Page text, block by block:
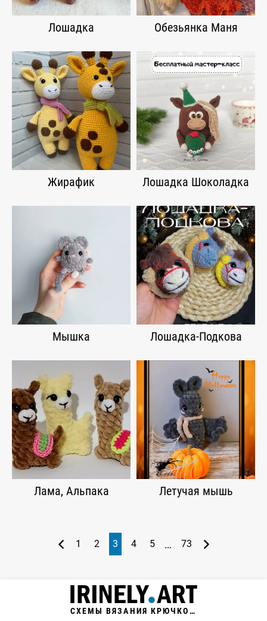
Лошадка Обезьянка Маня
Жирафик Лошадка Шоколадка
Мышка Лошадка-Подкова
Лама, Альпака Летучая мышь
1 2 3 4 5 … 73
СХЕМЫ ВЯЗАНИЯ КРЮЧКОМ